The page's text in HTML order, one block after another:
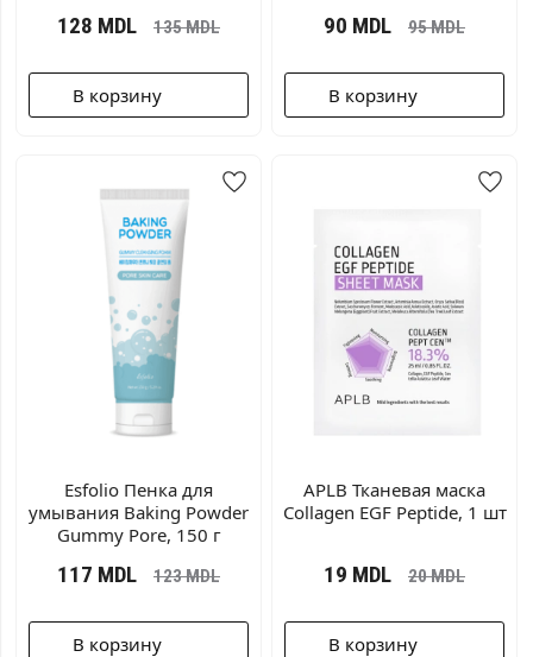
128 MDL 135MDL
В корзину
90 MDL 95MDL
В корзину
Esfolio Пенка для
умывания Baking Powder
Gummy Pore, 150 г
117 MDL 123MDL
В корзину
APLB Тканевая маска
Collagen EGF Peptide, 1 шт
19 MDL 20MDL
В корзину